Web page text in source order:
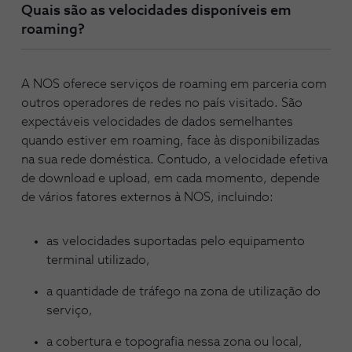
Quais são as velocidades disponíveis em
roaming?
A NOS oferece serviços de roaming em parceria com
outros operadores de redes no país visitado. São
expectáveis velocidades de dados semelhantes
quando estiver em roaming, face às disponibilizadas
na sua rede doméstica. Contudo, a velocidade efetiva
de download e upload, em cada momento, depende
de vários fatores externos à NOS, incluindo:
as velocidades suportadas pelo equipamento
terminal utilizado,
a quantidade de tráfego na zona de utilização do
serviço,
a cobertura e topografia nessa zona ou local,